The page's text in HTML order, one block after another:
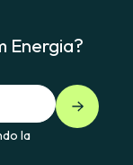
Energia?
la